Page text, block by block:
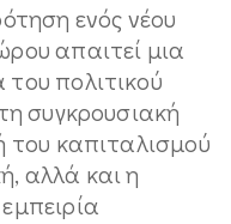
ενός νέου
απαιτεί μια
πολιτικού
συγκρουσιακή
του καπιταλισμού
αλλά και η